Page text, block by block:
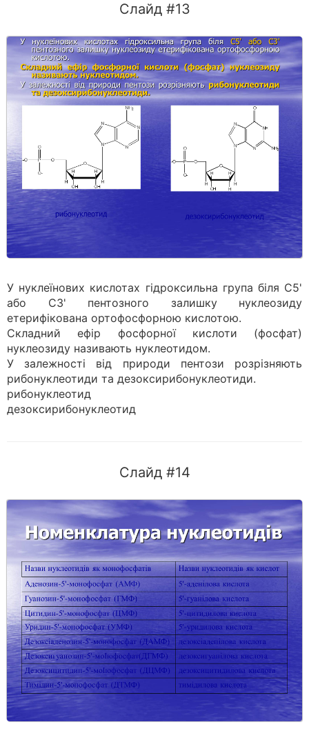
Слайд #13
У нуклеїнових кислотах гідроксильна група біля С5'
або С3' пентозного залишку нуклеозиду
етерифікована ортофосфорною кислотою.
Складний ефір фосфорної кислоти (фосфат)
нуклеозиду назива­ють нуклеотидом.
У залежності від природи пентози розрізняють
рибонуклеотиди та дезоксирибонуклеотиди.
рибонуклеотид
дезоксирибонуклеотид
Слайд #14